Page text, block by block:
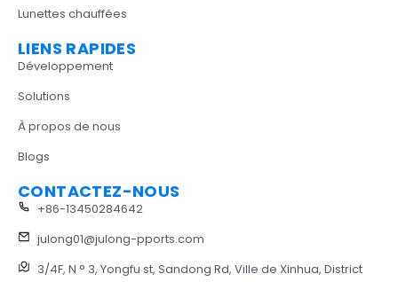
Lunettes chauffées
LIENS RAPIDES
Développement
Solutions
À propos de nous
Blogs
CONTACTEZ-NOUS
+86-13450284642
julong01@julong-pports.com
3/4F, N ° 3, Yongfu st, Sandong Rd, Ville de Xinhua, District